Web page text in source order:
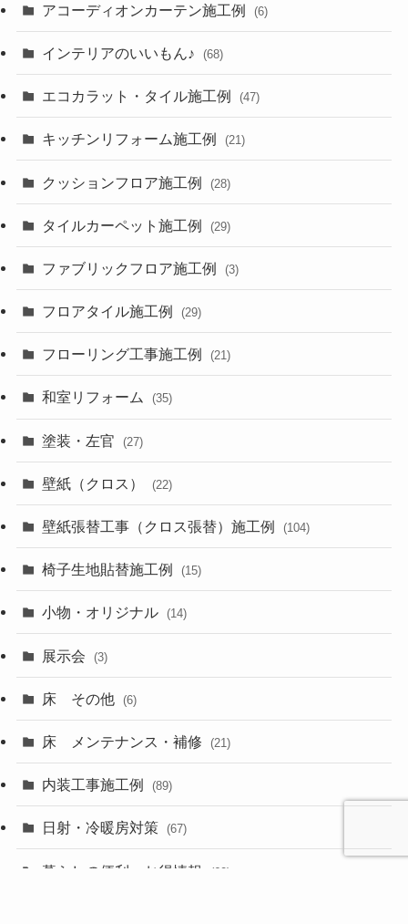
アコーディオンカーテン施工例 (6)
インテリアのいいもん♪ (68)
エコカラット・タイル施工例 (47)
キッチンリフォーム施工例 (21)
クッションフロア施工例 (28)
タイルカーペット施工例 (29)
ファブリックフロア施工例 (3)
フロアタイル施工例 (29)
フローリング工事施工例 (21)
和室リフォーム (35)
塗装・左官 (27)
壁紙（クロス） (22)
壁紙張替工事（クロス張替）施工例 (104)
椅子生地貼替施工例 (15)
小物・オリジナル (14)
展示会 (3)
床 その他 (6)
床 メンテナンス・補修 (21)
内装工事施工例 (89)
日射・冷暖房対策 (67)
暮らしの便利・お得情報 (60)